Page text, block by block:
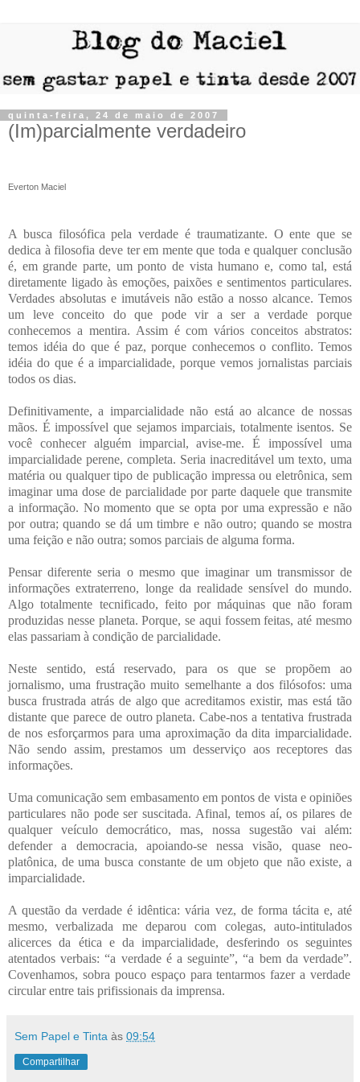
quinta-feira, 24 de maio de 2007
(Im)parcialmente verdadeiro
Everton Maciel
A busca filosófica pela verdade é traumatizante. O ente que se
dedica à filosofia deve ter em mente que toda e qualquer conclusão
é, em grande parte, um ponto de vista humano e, como tal, está
diretamente ligado às emoções, paixões e sentimentos particulares.
Verdades absolutas e imutáveis não estão a nosso alcance. Temos
um leve conceito do que pode vir a ser a verdade porque
conhecemos a mentira. Assim é com vários conceitos abstratos:
temos idéia do que é paz, porque conhecemos o conflito. Temos
idéia do que é a imparcialidade, porque vemos jornalistas parciais
todos os dias.
Definitivamente, a imparcialidade não está ao alcance de nossas
mãos. É impossível que sejamos imparciais, totalmente isentos. Se
você conhecer alguém imparcial, avise-me. É impossível uma
imparcialidade perene, completa. Seria inacreditável um texto, uma
matéria ou qualquer tipo de publicação impressa ou eletrônica, sem
imaginar uma dose de parcialidade por parte daquele que transmite
a informação. No momento que se opta por uma expressão e não
por outra; quando se dá um timbre e não outro; quando se mostra
uma feição e não outra; somos parciais de alguma forma.
Pensar diferente seria o mesmo que imaginar um transmissor de
informações extraterreno, longe da realidade sensível do mundo.
Algo totalmente tecnificado, feito por máquinas que não foram
produzidas nesse planeta. Porque, se aqui fossem feitas, até mesmo
elas passariam à condição de parcialidade.
Neste sentido, está reservado, para os que se propõem ao
jornalismo, uma frustração muito semelhante a dos filósofos: uma
busca frustrada atrás de algo que acreditamos existir, mas está tão
distante que parece de outro planeta.Cabe-nos a tentativa frustrada
de nos esforçarmos para uma aproximação da dita imparcialidade.
Não sendo assim, prestamos um desserviço aos receptores das
informações.
Uma comunicação sem embasamento em pontos de vista e opiniões
particulares não pode ser suscitada. Afinal, temos aí, os pilares de
qualquer veículo democrático, mas, nossa sugestão vai além:
defender a democracia, apoiando-se nessa visão, quase neo-
platônica, de uma busca constante de um objeto que não existe, a
imparcialidade.
A questão da verdade é idêntica: vária vez, de forma tácita e, até
mesmo, verbalizada me deparou com colegas, auto-intitulados
alicerces da ética e da imparcialidade, desferindo os seguintes
atentados verbais: “a verdade é a seguinte”, “a bem da verdade”.
Covenhamos, sobra pouco espaço para tentarmos fazer a verdade
circular entre tais prifissionais da imprensa.
Sem Papel e Tinta às 09:54
Compartilhar